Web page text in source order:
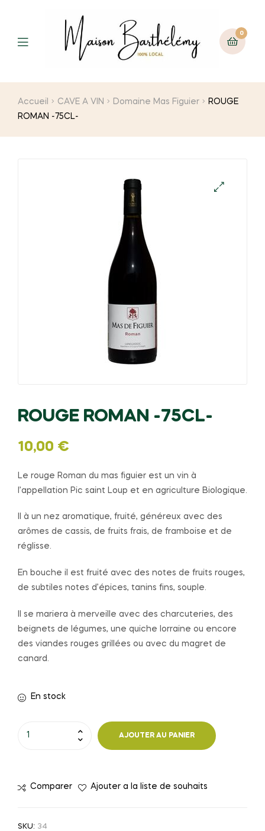
0
Menu
Accueil CAVE A VIN Domaine Mas Figuier
ROUGE
ROMAN -75CL-
ROUGE ROMAN -75CL-
10,00 €
Le rouge Roman du mas figuier est un vin à
l’appellation Pic saint Loup et en agriculture Biologique.
Il à un nez aromatique, fruité, généreux avec des
arômes de cassis, de fruits frais, de framboise et de
réglisse.
En bouche il est fruité avec des notes de fruits rouges,
de subtiles notes d’épices, tanins fins, souple.
Il se mariera à merveille avec des charcuteries, des
beignets de légumes, une quiche lorraine ou encore
des viandes rouges grillées ou avec du magret de
canard.
En stock
-75CL-
AJOUTER AU PANIER
Comparer Ajouter a la liste de souhaits
SKU: 34